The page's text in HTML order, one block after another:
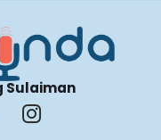
Sulaiman